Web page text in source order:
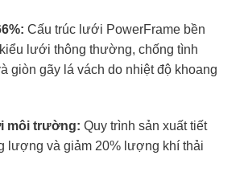
Cấu trúc lưới PowerFrame bền
lưới thông thường, chống tình
giòn gãy lá vách do nhiệt độ khoang
môi trường: Quy trình sản xuất tiết
lượng và giảm 20% lượng khí thải